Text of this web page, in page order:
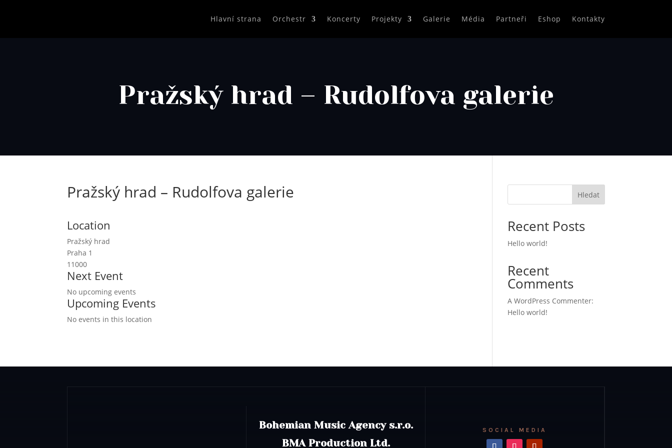
Hlavní strana Orchestr Koncerty Projekty Galerie Média Partneři Eshop Kontakty
Pražský hrad – Rudolfova galerie
Pražský hrad – Rudolfova galerie
Location
Pražský hrad
Praha 1
11000
Next Event
No upcoming events
Upcoming Events
No events in this location
Hledat
Recent Posts
Hello world!
Recent
Comments
A WordPress Commenter:
Hello world!
Bohemian Music Agency s.r.o.
BMA Production Ltd.
SOCIAL MEDIA